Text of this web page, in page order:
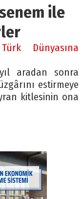
ile
Dünyasına
aradan sonra
estirmeye
kitlesinin ona